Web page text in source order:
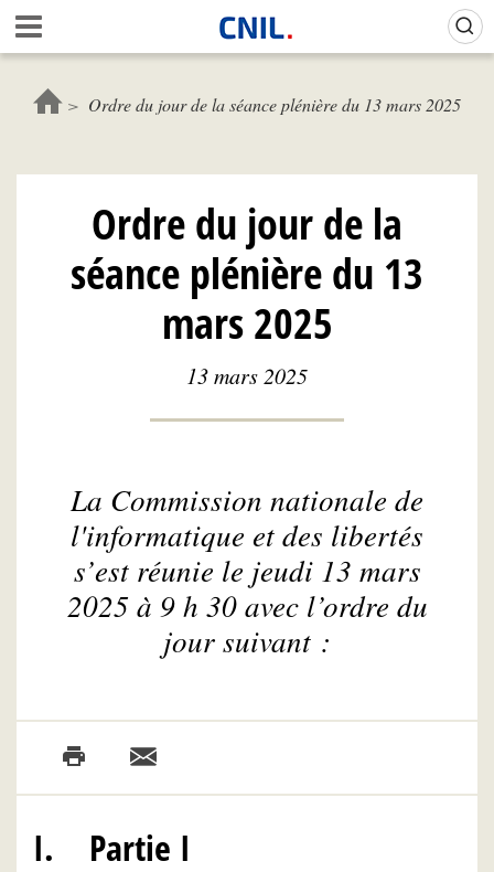
Aller
au
contenu
principal
c
l
C
N
L
Ordre du jour de la séance plénière du 13 mars 2025
Ordre du jour de la
séance plénière du 13
mars 2025
13 mars 2025
La Commission nationale de
l'informatique et des libertés
s’est réunie le jeudi 13 mars
2025 à 9 h 30 avec l’ordre du
jour suivant :
I. Partie I
Gestion de vos préférences sur les cookies (témoins de connexion)